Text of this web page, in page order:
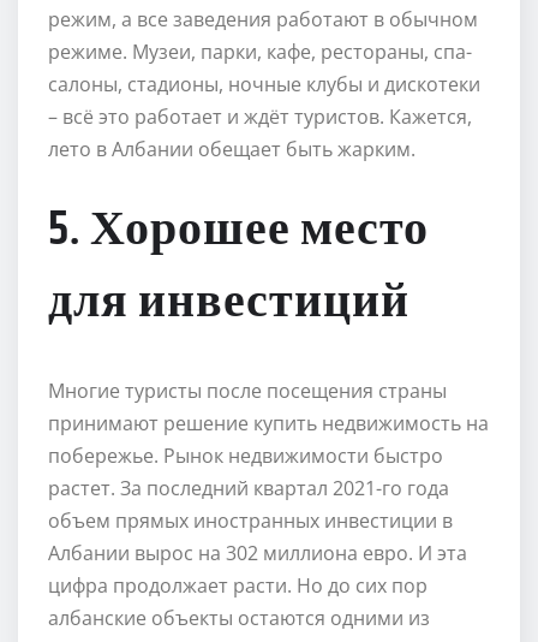
режим, а все заведения работают в обычном
режиме. Музеи, парки, кафе, рестораны, спа-
салоны, стадионы, ночные клубы и дискотеки
– всё это работает и ждёт туристов. Кажется,
лето в Албании обещает быть жарким.
5. Хорошее место
для инвестиций
Многие туристы после посещения страны
принимают решение купить недвижимость на
побережье. Рынок недвижимости быстро
растет. За последний квартал 2021-го года
объем прямых иностранных инвестиции в
Албании вырос на 302 миллиона евро. И эта
цифра продолжает расти. Но до сих пор
албанские объекты остаются одними из